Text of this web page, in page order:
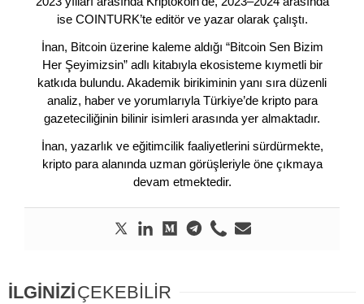
ise COINTURK’te editör ve yazar olarak çalıştı.
İnan, Bitcoin üzerine kaleme aldığı “Bitcoin Sen Bizim
Her Şeyimizsin” adlı kitabıyla ekosisteme kıymetli bir
katkıda bulundu. Akademik birikiminin yanı sıra düzenli
analiz, haber ve yorumlarıyla Türkiye’de kripto para
gazeteciliğinin bilinir isimleri arasında yer almaktadır.
İnan, yazarlık ve eğitimcilik faaliyetlerini sürdürmekte,
kripto para alanında uzman görüşleriyle öne çıkmaya
devam etmektedir.
İLGİNİZİÇEKEBİLİR